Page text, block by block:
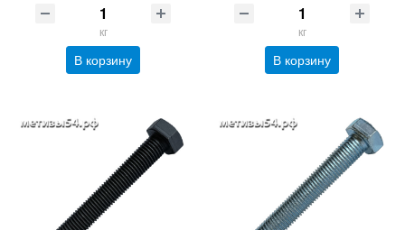
кг
В корзину
кг
В корзину